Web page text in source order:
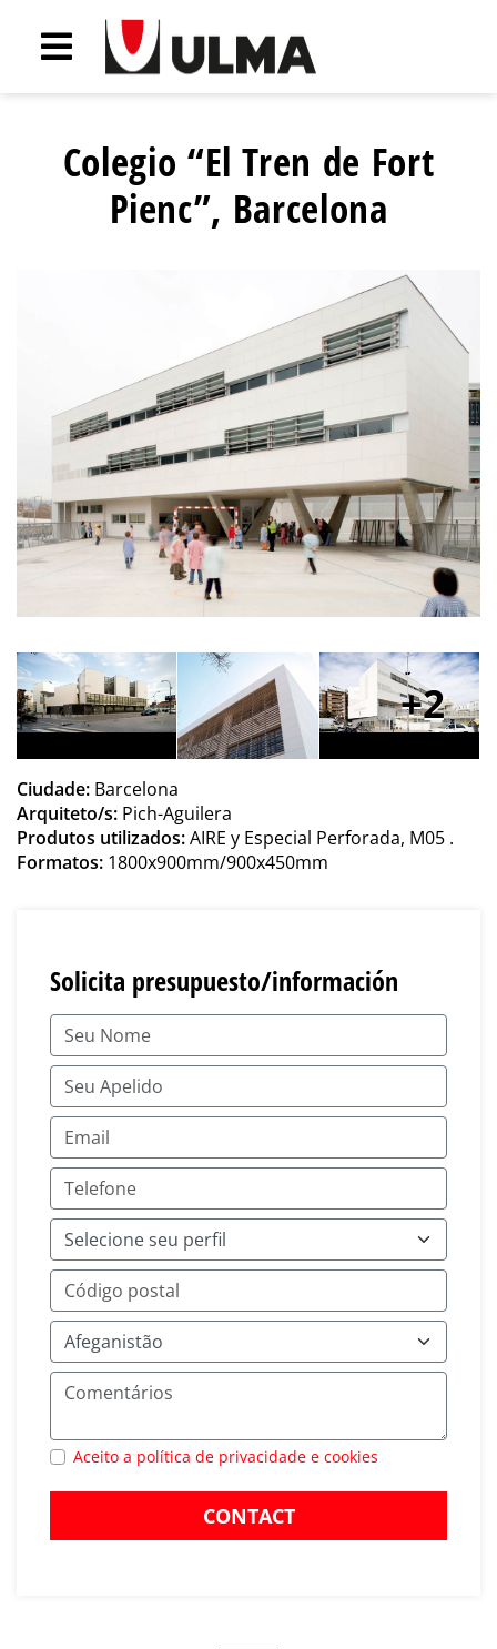
Colegio “El Tren de Fort
Pienc”, Barcelona
2
Ciudade: Barcelona
Arquiteto/s: Pich-Aguilera
Produtos utilizados:AIRE y Especial Perforada, M05 .
Formatos: 1800x900mm/900x450mm
Solicita presupuesto/información
Aceito a política de privacidade e cookies
CONTACT